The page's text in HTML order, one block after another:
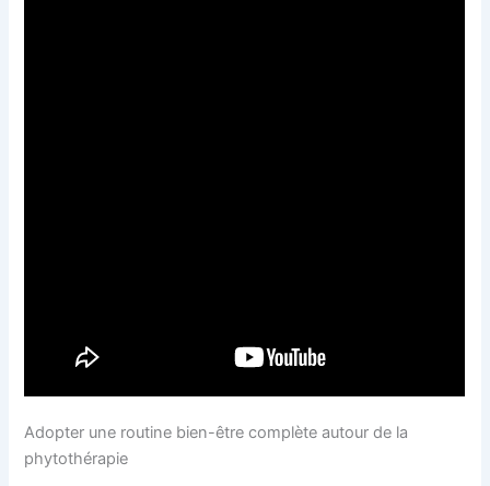
Adopter une routine bien-être complète autour de la
phytothérapie